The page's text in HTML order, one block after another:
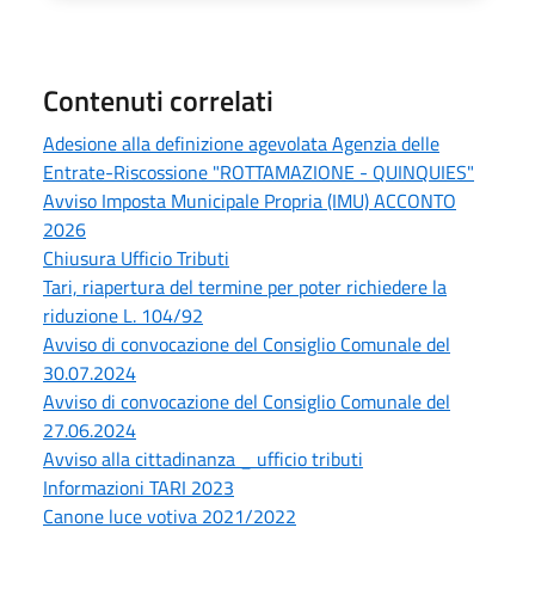
Contenuti correlati
Adesione alla definizione agevolata Agenzia delle
Entrate-Riscossione "ROTTAMAZIONE - QUINQUIES"
Avviso Imposta Municipale Propria (IMU) ACCONTO
2026
Chiusura Ufficio Tributi
Tari, riapertura del termine per poter richiedere la
riduzione L. 104/92
Avviso di convocazione del Consiglio Comunale del
30.07.2024
Avviso di convocazione del Consiglio Comunale del
27.06.2024
Avviso alla cittadinanza _ ufficio tributi
Informazioni TARI 2023
Canone luce votiva 2021/2022